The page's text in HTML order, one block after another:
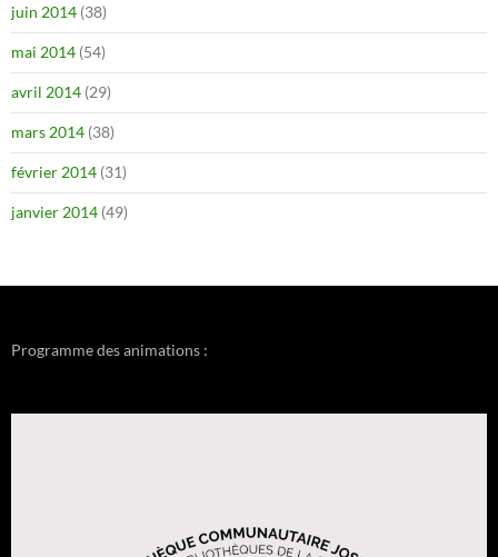
juin 2014 (38)
mai 2014 (54)
avril 2014 (29)
mars 2014 (38)
février 2014 (31)
janvier 2014 (49)
Programme des animations :